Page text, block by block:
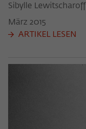
Sibylle Lewitscharoff
März 2015
ARTIKEL LESEN